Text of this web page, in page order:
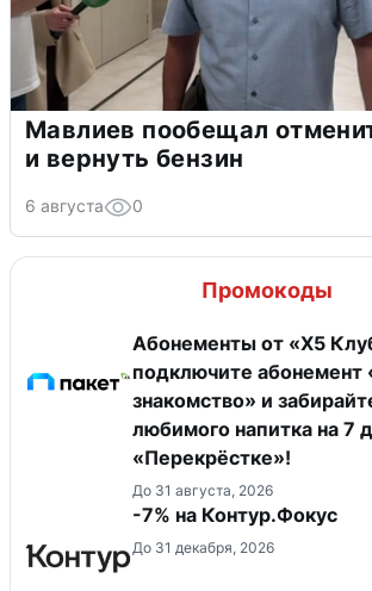
Мавлиев пообещал
и вернуть бензин
6 августа 0
Промокоды
Абонементы от «Х5
подключите абонемент
знакомство» и
любимого напитка на 7
«Перекрёстке»!
До 31 августа, 2026
-7% на Контур.Фокус
До 31 декабря, 2026